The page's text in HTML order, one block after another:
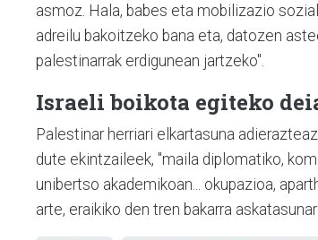
asmoz. Hala, babes eta mobilizazio
adreilu bakoitzeko bana eta, datozen
palestinarrak erdigunean jartzeko".
Israeli boikota egiteko
Palestinar herriari elkartasuna
dute ekintzaileek, "maila diplomatiko,
unibertso akademikoan... okupazioa,
arte, eraikiko den tren bakarra